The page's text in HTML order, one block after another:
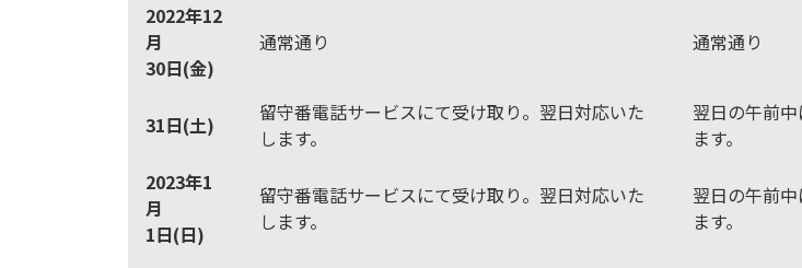
2022年12
月
30日(金)
通常通り 通常通り
31日(土)
留守番電話サービスにて受け取り。翌日対応いた
します。
翌日の午前
ます。
2023年1
月
1日(日)
留守番電話サービスにて受け取り。翌日対応いた
します。
翌日の午前
ます。